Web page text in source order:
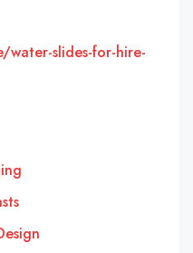
water-slides-for-hire-